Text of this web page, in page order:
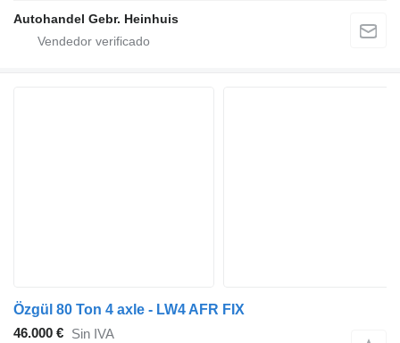
Autohandel Gebr. Heinhuis
Özgül 80 Ton 4 axle - LW4 AFR FIX
46.000 € Sin IVA